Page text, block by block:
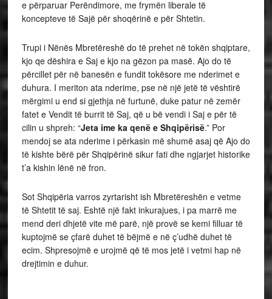
e përparuar Perëndimore, me frymën liberale të
koncepteve të Sajë për shoqërinë e për Shtetin.
Trupi i Nënës Mbretëreshë do të prehet në tokën shqiptare,
kjo qe dëshira e Saj e kjo na gëzon pa masë. Ajo do të
përcillet për në banesën e fundit tokësore me nderimet e
duhura. I meriton ata nderime, pse në një jetë të vështirë
mërgimi u end si gjethja në furtunë, duke patur në zemër
fatet e Vendit të burrit të Saj, që u bë vendi i Saj e për të
cilin u shpreh: “Jeta ime ka qenë e Shqipërisë.” Por
mendoj se ata nderime i përkasin më shumë asaj që Ajo do
të kishte bërë për Shqipërinë sikur fati dhe ngjarjet historike
t’a kishin lënë në fron.
Sot Shqipëria varros zyrtarisht ish Mbretëreshën e vetme
të Shtetit të saj. Eshtë një fakt inkurajues, i pa marrë me
mend deri dhjetë vite më parë, një provë se kemi filluar të
kuptojmë se çfarë duhet të bëjmë e në ç’udhë duhet të
ecim. Shpresojmë e urojmë që të mos jetë i vetmi hap në
drejtimin e duhur.